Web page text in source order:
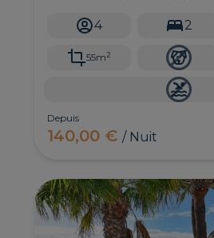
4 2
55m2
Depuis
140,00 €/ Nuit